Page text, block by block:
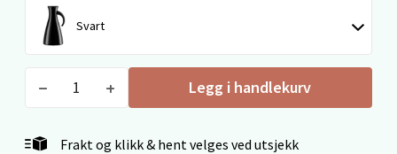
Svart
Legg i handlekurv
Frakt og klikk & hent velges ved utsjekk
Sortland - Sortland Storsenter
Strangata 26, 8400 Sortland
Åpent i dag 10-16
0 i butikk